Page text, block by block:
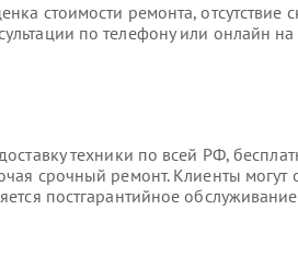
стоимости ремонта, отсутствие
по телефону или онлайн на
техники по всей РФ,
срочный ремонт. Клиенты могут
постгарантийное